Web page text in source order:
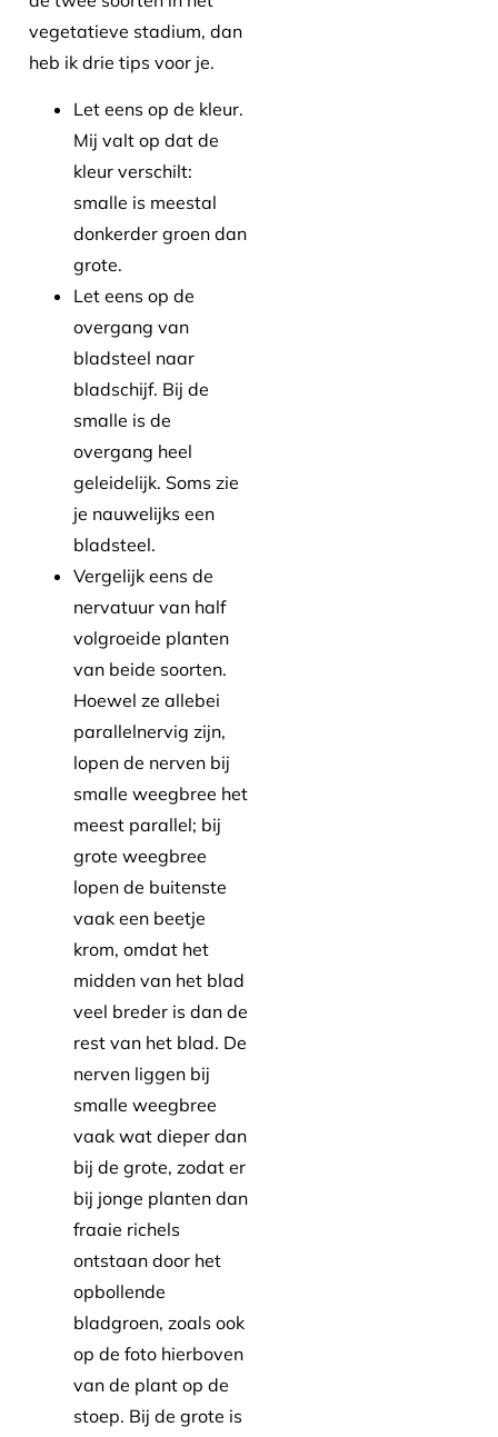
vegetatieve stadium, dan
heb ik drie tips voor je.
Let eens op de kleur.
Mij valt op dat de
kleur verschilt:
smalle is meestal
donkerder groen dan
grote.
Let eens op de
overgang van
bladsteel naar
bladschijf. Bij de
smalle is de
overgang heel
geleidelijk. Soms zie
je nauwelijks een
bladsteel.
Vergelijk eens de
nervatuur van half
volgroeide planten
van beide soorten.
Hoewel ze allebei
parallelnervig zijn,
lopen de nerven bij
smalle weegbree het
meest parallel; bij
grote weegbree
lopen de buitenste
vaak een beetje
krom, omdat het
midden van het blad
veel breder is dan de
rest van het blad. De
nerven liggen bij
smalle weegbree
vaak wat dieper dan
bij de grote, zodat er
bij jonge planten dan
fraaie richels
ontstaan door het
opbollende
bladgroen, zoals ook
op de foto hierboven
van de plant op de
stoep. Bij de grote is